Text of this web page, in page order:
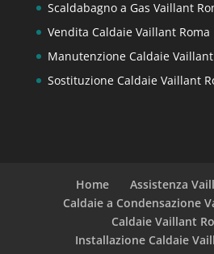
Scaldabagno a Gas Vaillant
Vendita Caldaie Vaillant Roma
Manutenzione Caldaie
Sostituzione Caldaie Vaillant
Home
Assistenza
Caldaie a Condensazione
Caldaie Vaillant
Installazione Caldaie